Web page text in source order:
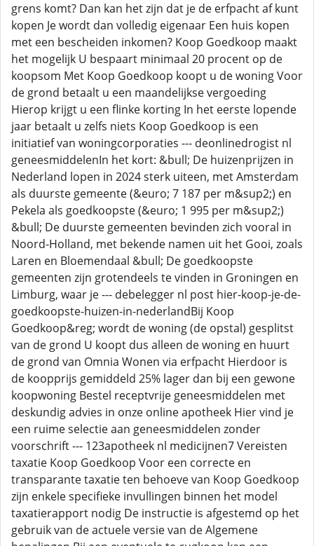
grens komt? Dan kan het zijn dat je de erfpacht af kunt
kopen Je wordt dan volledig eigenaar Een huis kopen
met een bescheiden inkomen? Koop Goedkoop maakt
het mogelijk U bespaart minimaal 20 procent op de
koopsom Met Koop Goedkoop koopt u de woning Voor
de grond betaalt u een maandelijkse vergoeding
Hierop krijgt u een flinke korting In het eerste lopende
jaar betaalt u zelfs niets Koop Goedkoop is een
initiatief van woningcorporaties --- deonlinedrogist nl
geneesmiddelenIn het kort: &bull; De huizenprijzen in
Nederland lopen in 2024 sterk uiteen, met Amsterdam
als duurste gemeente (&euro; 7 187 per m&sup2;) en
Pekela als goedkoopste (&euro; 1 995 per m&sup2;)
&bull; De duurste gemeenten bevinden zich vooral in
Noord-Holland, met bekende namen uit het Gooi, zoals
Laren en Bloemendaal &bull; De goedkoopste
gemeenten zijn grotendeels te vinden in Groningen en
Limburg, waar je --- debelegger nl post hier-koop-je-de-
goedkoopste-huizen-in-nederlandBij Koop
Goedkoop&reg; wordt de woning (de opstal) gesplitst
van de grond U koopt dus alleen de woning en huurt
de grond van Omnia Wonen via erfpacht Hierdoor is
de koopprijs gemiddeld 25% lager dan bij een gewone
koopwoning Bestel receptvrije geneesmiddelen met
deskundig advies in onze online apotheek Hier vind je
een ruime selectie aan geneesmiddelen zonder
voorschrift --- 123apotheek nl medicijnen7 Vereisten
taxatie Koop Goedkoop Voor een correcte en
transparante taxatie ten behoeve van Koop Goedkoop
zijn enkele specifieke invullingen binnen het model
taxatierapport nodig De instructie is afgestemd op het
gebruik van de actuele versie van de Algemene